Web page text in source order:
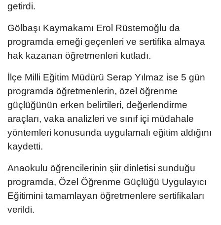
getirdi.
Gölbaşı Kaymakamı Erol Rüstemoğlu da
programda emeği geçenleri ve sertifika almaya
hak kazanan öğretmenleri kutladı.
İlçe Milli Eğitim Müdürü Serap Yılmaz ise 5 gün
programda öğretmenlerin, özel öğrenme
güçlüğünün erken belirtileri, değerlendirme
araçları, vaka analizleri ve sınıf içi müdahale
yöntemleri konusunda uygulamalı eğitim aldığını
kaydetti.
Anaokulu öğrencilerinin şiir dinletisi sunduğu
programda, Özel Öğrenme Güçlüğü Uygulayıcı
Eğitimini tamamlayan öğretmenlere sertifikaları
verildi.